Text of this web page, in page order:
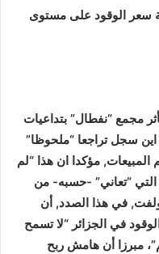
سعر الوقود على مستوى
مجمع “نفطال” بتداعيات
كورونا خلال سنتي 2020 و 2021, اين سجل تراجعا “ملحوظا”
مؤكدا ان هذا “لم
“تعاني” -حسبه- من
في هذا الصدد, أن
في الجزائر “لا تسمح
مبرزا أن هامش ربح